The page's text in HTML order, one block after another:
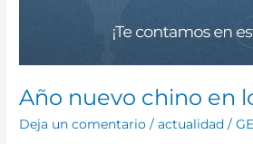
Año nuevo chino en
Deja un comentario /actualidad /